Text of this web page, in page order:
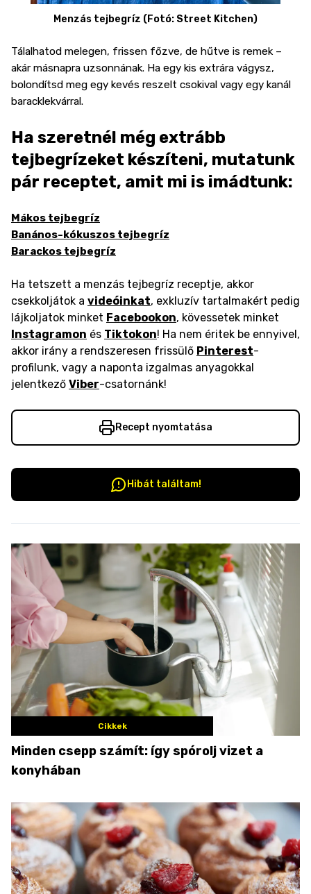
Menzás tejbegríz (Fotó: Street Kitchen)
Tálalhatod melegen, frissen főzve, de hűtve is remek –
akár másnapra uzsonnának. Ha egy kis extrára vágysz,
bolondítsd meg egy kevés reszelt csokival vagy egy kanál
baracklekvárral.
Ha szeretnél még extrább
tejbegrízeket készíteni, mutatunk
pár receptet, amit mi is imádtunk:
Mákos tejbegríz
Banános-kókuszos tejbegríz
Barackos tejbegríz
Ha tetszett a menzás tejbegríz receptje, akkor
csekkoljátok a videóinkat, exkluzív tartalmakért pedig
lájkoljatok minket Facebookon, kövessetek minket
Instagramon és Tiktokon! Ha nem éritek be ennyivel,
akkor irány a rendszeresen frissülő Pinterest-
profilunk, vagy a naponta izgalmas anyagokkal
jelentkező Viber-csatornánk!
Recept nyomtatása
Hibát találtam!
Cikkek
Minden csepp számít: így spórolj vizet a
konyhában